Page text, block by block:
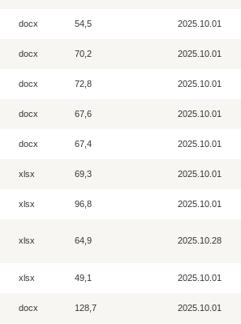
docx 54,5 2025.10.01
docx 70,2 2025.10.01
docx 72,8 2025.10.01
docx 67,6 2025.10.01
docx 67,4 2025.10.01
xlsx 69,3 2025.10.01
xlsx 96,8 2025.10.01
xlsx 64,9 2025.10.28
xlsx 49,1 2025.10.01
docx 128,7 2025.10.01